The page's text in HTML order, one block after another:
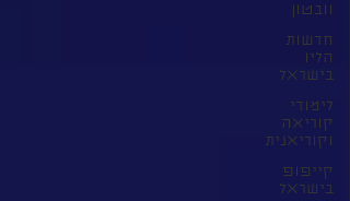
וובטון
חדשות
הליו
בישראל
לימודי
קוריאה
וקוריאנית
קייפופ
בישראל